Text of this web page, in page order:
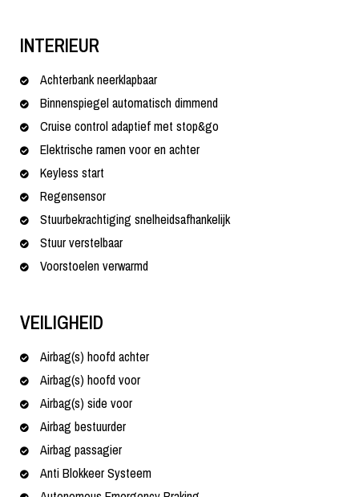
INTERIEUR
Achterbank neerklapbaar
Binnenspiegel automatisch dimmend
Cruise control adaptief met stop&go
Elektrische ramen voor en achter
Keyless start
Regensensor
Stuurbekrachtiging snelheidsafhankelijk
Stuur verstelbaar
Voorstoelen verwarmd
VEILIGHEID
Airbag(s) hoofd achter
Airbag(s) hoofd voor
Airbag(s) side voor
Airbag bestuurder
Airbag passagier
Anti Blokkeer Systeem